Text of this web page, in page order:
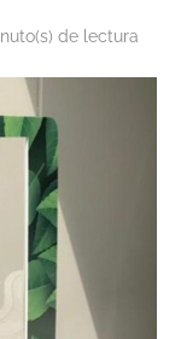
de lectura